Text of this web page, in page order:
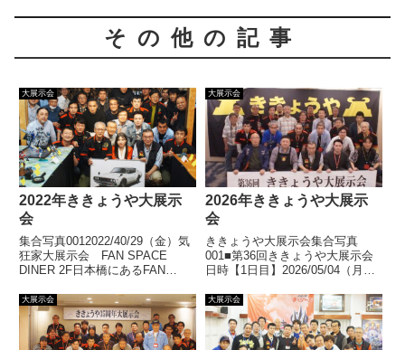
その他の記事
大展示会
2022年ききょうや大展示
会
集合写真0012022/40/29（金）気
狂家大展示会 FAN SPACE
DINER 2F日本橋にあるFAN
会、おかげさまで無事終了いたし
ました。多数ご来場いただきまし
てありがとうございました。展
示... 【続きを読む】
大展示会
2026年ききょうや大展示
会
ききょうや大展示会集合写真
001■第36回ききょうや大展示会
日時【1日目】2026/05/04（月）
2026/05/05（火）10：00～16：
00場所道頓堀ホテル〒542-0071
大阪市中央区道頓堀2-3-...
【続きを読む】
大展示会 大展示会